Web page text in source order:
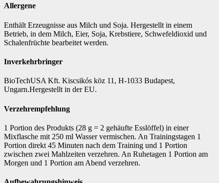
Allergene
Enthält Erzeugnisse aus Milch und Soja. Hergestellt in einem
Betrieb, in dem Milch, Eier, Soja, Krebstiere, Schwefeldioxid und
Schalenfrüchte bearbeitet werden.
Inverkehrbringer
BioTechUSA Kft. Kiscsikós köz 11, H-1033 Budapest,
Ungarn.Hergestellt in der EU.
Verzehrempfehlung
1 Portion des Produkts (28 g = 2 gehäufte Esslöffel) in einer
Mixflasche mit 250 ml Wasser vermischen. An Trainingstagen 1
Portion direkt 45 Minuten nach dem Training und 1 Portion
zwischen zwei Mahlzeiten verzehren. An Ruhetagen 1 Portion am
Morgen und 1 Portion am Abend verzehren.